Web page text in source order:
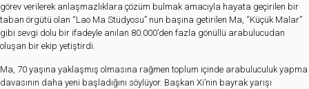
görev verilerek anlaşmazlıklara çözüm bulmak amacıyla hayata geçirilen bir
taban örgütü olan “Lao Ma Stüdyosu” nun başına getirilen Ma, “Küçük Malar”
gibi sevgi dolu bir ifadeyle anılan 80.000’den fazla gönüllü arabulucudan
oluşan bir ekip yetiştirdi.
Ma, 70 yaşına yaklaşmış olmasına rağmen toplum içinde arabuluculuk yapma
davasının daha yeni başladığını söylüyor. Başkan Xi’nin bayrak yarışı